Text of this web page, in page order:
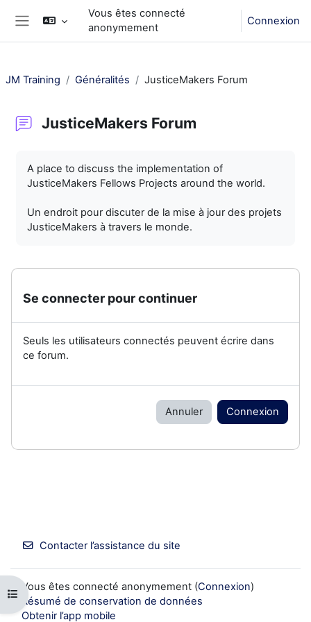
Passer au contenu principal
Panneau latéral
Vous êtes connecté
anonymement
Connexion
Ouvrir l’index du cours
JM Training Généralités JusticeMakers Forum
JusticeMakers Forum
A place to discuss the implementation of
JusticeMakers Fellows Projects around the world.
Un endroit pour discuter de la mise à jour des projets
JusticeMakers à travers le monde.
Se connecter pour continuer
Seuls les utilisateurs connectés peuvent écrire dans
ce forum.
Annuler Connexion
Contacter l’assistance du site
Vous êtes connecté anonymement (Connexion)
Résumé de conservation de données
Obtenir l’app mobile